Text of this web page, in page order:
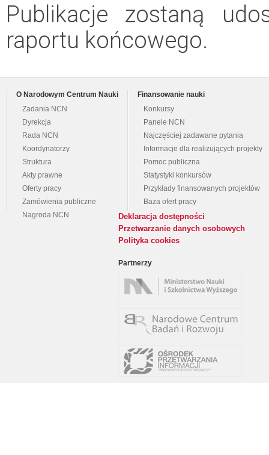
Publikacje zostaną
raportu końcowego.
O Narodowym Centrum Nauki
Zadania NCN
Dyrekcja
Rada NCN
Koordynatorzy
Struktura
Akty prawne
Oferty pracy
Zamówienia publiczne
Nagroda NCN
Finansowanie nauki
Konkursy
Panele NCN
Najczęściej zadawane pytania
Informacje dla realizujących projekty
Pomoc publiczna
Statystyki konkursów
Przykłady finansowanych projektów
Baza ofert pracy
Deklaracja dostępności
Przetwarzanie danych osobowych
Polityka cookies
Partnerzy